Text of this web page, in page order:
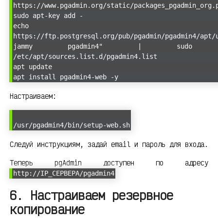
https://www.pgadmin.org/static/
sudo apt-key add -
echo
https://ftp.postgresql.org/pub/pgadmin/pgadmin4/apt/
jammy pgadmin4" | sudo
/etc/apt/sources.list.d/pgadmin4.list
apt update
apt install pgadmin4-web -y
Настраиваем:
/usr/pgadmin4/bin/setup-web.sh
Следуй инструкциям, задай email и пароль для входа.
Теперь pgAdmin доступен по адресу
http://IP_СЕРВЕРА/pgadmin4
6. Настраиваем резервное
копирование